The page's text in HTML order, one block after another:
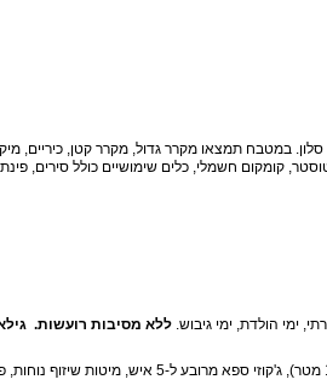
ל-10 איש, מסך 85 אינטש, שולחן סלון. במטבח תמצאו מקרר גדול, מקרר קטן,
קומקום חשמלי, כלים שימושיים כולל סירים,
ימי הולדת, ימי גיבוש.ללא מסיבות רועשות. גילאי 25
בריכה פרטית מרעננת / מחוממת בהתאם לעונה (עומק עד 1.5 מטר), ג'קוזי ספא